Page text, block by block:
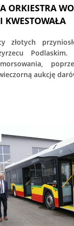
ORKIESTRA
KWESTOWAŁA
złotych
Podlaskim.
aukcję